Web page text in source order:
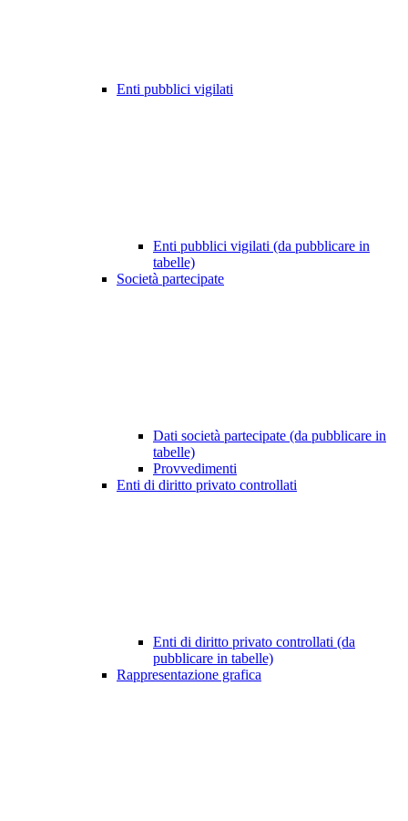
Enti pubblici vigilati
Enti pubblici vigilati (da pubblicare in
tabelle)
Società partecipate
Dati società partecipate (da pubblicare in
tabelle)
Provvedimenti
Enti di diritto privato controllati
Enti di diritto privato controllati (da
pubblicare in tabelle)
Rappresentazione grafica